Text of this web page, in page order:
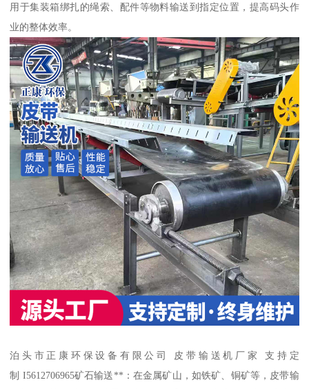
用于集装箱绑扎的绳索、配件等物料输送到指定位置，提高码头作
业的整体效率。
泊头市正康环保设备有限公司 皮带输送机厂家 支持定
制 I5612706965矿石输送**：在金属矿山，如铁矿、铜矿等，皮带输